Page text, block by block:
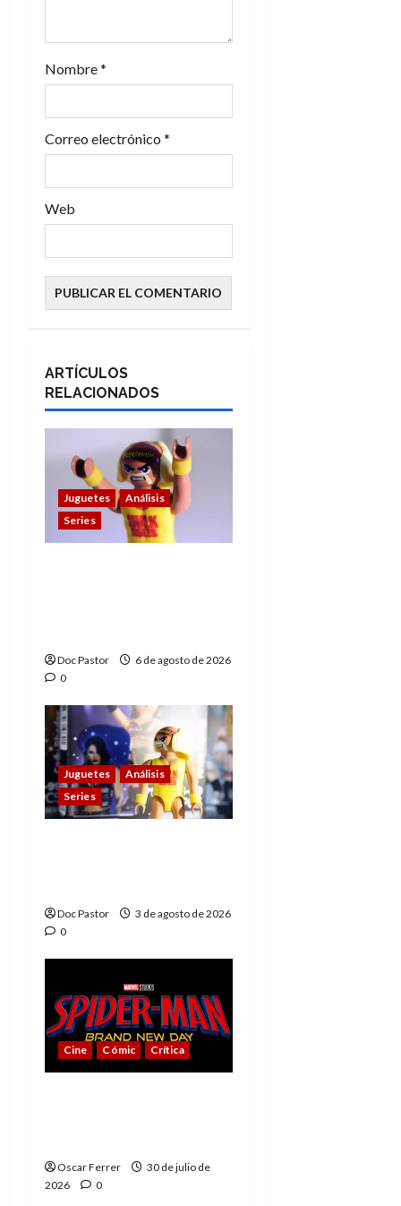
a
d
a
Nombre*
Correo electrónico *
Web
ARTÍCULOS
RELACIONADOS
Juguetes
Análisis
Series
Doc Pastor
6 de agosto de 2026
0
Juguetes
Análisis
Series
Doc Pastor
3 de agosto de 2026
0
Cine Cómic Crítica
Oscar Ferrer
30 de julio de
2026
0